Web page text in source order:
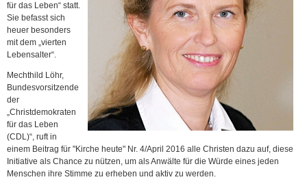
für das Leben“ statt.
Sie befasst sich
heuer besonders
mit dem „vierten
Lebensalter“.
Mechthild Löhr,
Bundesvorsitzende
der
„Christdemokraten
für das Leben
(CDL)“, ruft in
einem Beitrag für "Kirche heute" Nr. 4/April 2016 alle Christen dazu auf, diese
Initiative als Chance zu nützen, um als Anwälte für die Würde eines jeden
Menschen ihre Stimme zu erheben und aktiv zu werden.